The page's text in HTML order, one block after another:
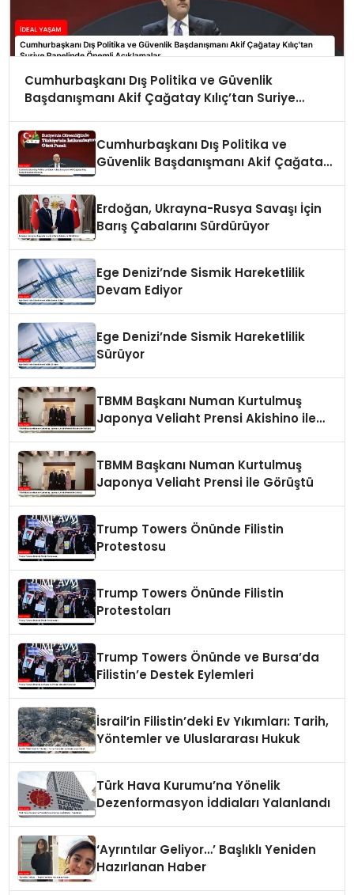
Cumhurbaşkanı Dış Politika ve Güvenlik
Başdanışmanı Akif Çağatay Kılıç’tan Suriye
Cumhurbaşkanı Dış Politika ve
Güvenlik Başdanışmanı Akif Çağatay
Erdoğan, Ukrayna-Rusya Savaşı İçin
Barış Çabalarını Sürdürüyor
Ege Denizi’nde Sismik Hareketlilik
Devam Ediyor
Ege Denizi’nde Sismik Hareketlilik
Sürüyor
TBMM Başkanı Numan Kurtulmuş
Japonya Veliaht Prensi Akishino ile
TBMM Başkanı Numan Kurtulmuş
Japonya Veliaht Prensi ile Görüştü
Trump Towers Önünde Filistin
Protestosu
Trump Towers Önünde Filistin
Protestoları
Trump Towers Önünde ve Bursa’da
Filistin’e Destek Eylemleri
İsrail’in Filistin’deki Ev Yıkımları: Tarih,
Yöntemler ve Uluslararası Hukuk
Türk Hava Kurumu’na Yönelik
Dezenformasyon İddiaları Yalanlandı
‘Ayrıntılar Geliyor…’ Başlıklı Yeniden
Hazırlanan Haber